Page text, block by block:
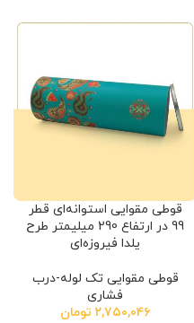
قوطی مقوایی استوانه‌ای قطر
99 در ارتفاع 290 میلیمتر طرح
یلدا فیروزه‌ای
قوطی مقوایی تک لوله-درب
فشاری
۲,۷۵۰,۰۴۶ تومان